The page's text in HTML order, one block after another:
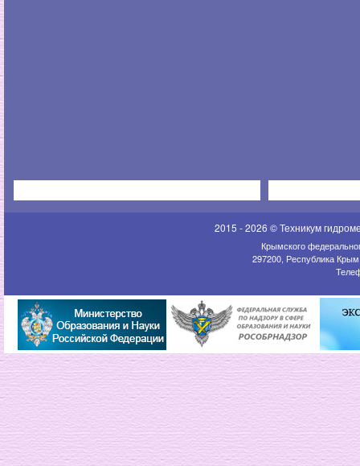
2015 - 2026 © Техникум
Крымского
297200, Республика